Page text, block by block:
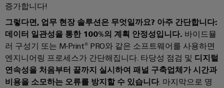
을
위
한
솔
루
션
오
치
기
기
제
조
속
반
Fieldbus
분
배
기
인
터
페
이
스
증가합니다!
그렇다면, 업무 현장 솔루션은 무엇일까요? 아주 간단합니다:
데이터 일관성을 통한 100%의 계획 안정성입니다. 바이드뮬
러 구성기 또는 M-Print® PRO와 같은 소프트웨어를 사용하면
엔지니어링 프로세스가 간단해집니다. 타당성 점검 및 디지털
연속성을 처음부터 끝까지 실시하여 패널 구축업체가 시간과
비용을 소모하는 오류를 방지할 수 있습니다. 마지막으로 명